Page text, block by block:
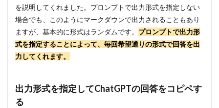
を説明してくれました。プロンプトで出力形式を指定しない
場合でも、このようにマークダウンで出力されることもあり
ますが、基本的に形式はランダムです。 プロンプトで出力形
式を指定することによって、毎回希望通りの形式で回答を出
力してくれます。
出力形式を指定してChatGPTの回答をコピペす
る